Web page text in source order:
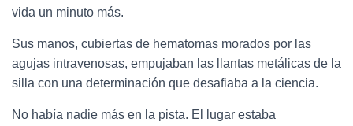
vida un minuto más.
Sus manos, cubiertas de hematomas morados por las
agujas intravenosas, empujaban las llantas metálicas de la
silla con una determinación que desafiaba a la ciencia.
No había nadie más en la pista. El lugar estaba